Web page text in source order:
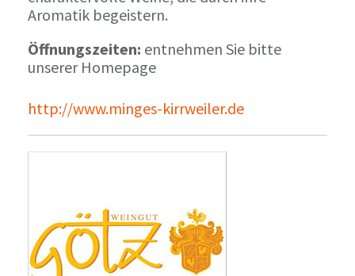
Aromatik begeistern.
Öffnungszeiten: entnehmen Sie bitte
unserer Homepage
http://www.minges-kirrweiler.de